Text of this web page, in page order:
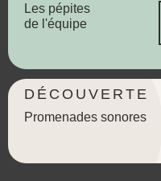
Les pépites
de l'équipe
DÉCOUVERTE
Promenades sonores